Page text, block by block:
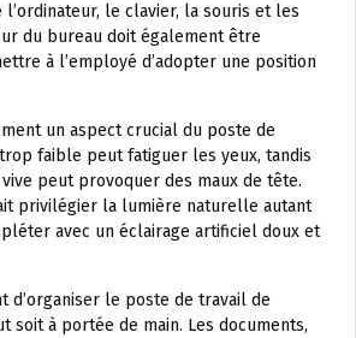
l’ordinateur, le clavier, la souris et les
du bureau doit également être
à l’employé d’adopter une position
un aspect crucial du poste de
faible peut fatiguer les yeux, tandis
peut provoquer des maux de tête.
privilégier la lumière naturelle autant
avec un éclairage artificiel doux et
d’organiser le poste de travail de
soit à portée de main. Les documents,